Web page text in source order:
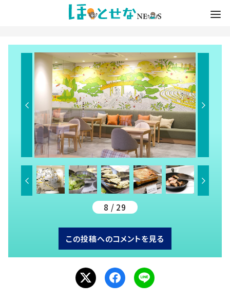
8 / 29
この投稿へのコメントを見る